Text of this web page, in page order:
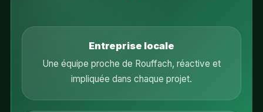
Entreprise locale
Une équipe proche de Rouffach, réactive et
impliquée dans chaque projet.